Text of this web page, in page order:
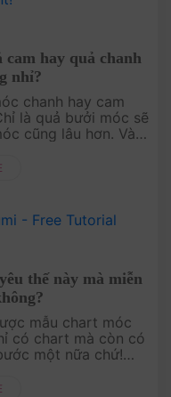
hay quả chanh
nhỉ?
chanh hay cam
là quả bưởi móc sẽ
cũng lâu hơn. Và
thế này mà miễn
mẫu chart móc
có chart mà còn có
một nữa chứ!